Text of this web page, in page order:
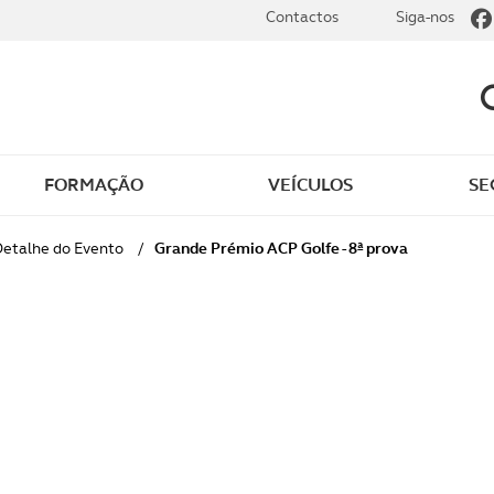
Clássicos
FORMAÇÃO VEÍCULOS
Contactos Siga-nos
do Evento / Grande Prémio ACP Golfe - 8ª prova